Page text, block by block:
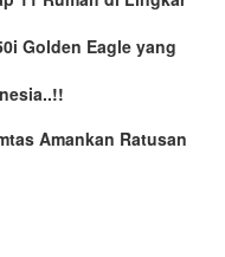
Golden Eagle yang
Amankan Ratusan